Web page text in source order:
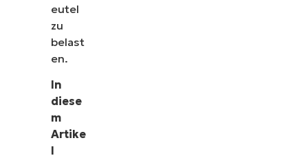
eutel
zu
belast
en.
In
diese
m
Artike
l